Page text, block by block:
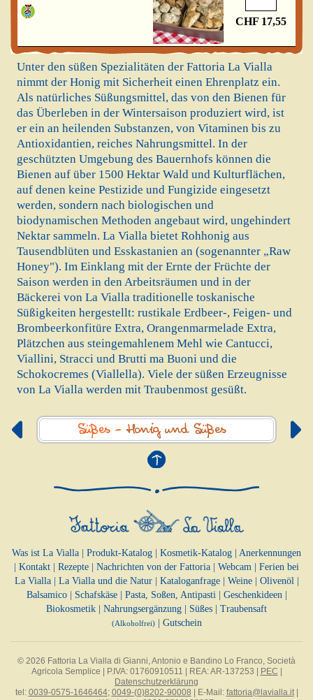
CHF 17,55
Unter den süßen Spezialitäten der Fattoria La Vialla
nimmt der Honig mit Sicherheit einen Ehrenplatz ein.
Als natürliches Süßungsmittel, das von den Bienen für
das Überleben in der Wintersaison produziert wird, ist
er ein an heilenden Substanzen, von Vitaminen bis zu
Antioxidantien, reiches Nahrungsmittel. In der
geschützten Umgebung des Bauernhofs können die
Bienen auf über 1500 Hektar Wald und Kulturflächen,
auf denen keine Pestizide und Fungizide eingesetzt
werden, sondern nach biologischen und
biodynamischen Methoden angebaut wird, ungehindert
Nektar sammeln. La Vialla bietet Rohhonig aus
Tausendblüten und Esskastanien an (sogenannter „Raw
Honey"). Im Einklang mit der Ernte der Früchte der
Saison werden in den Arbeitsräumen und in der
Bäckerei von La Vialla traditionelle toskanische
Süßigkeiten hergestellt: rustikale Erdbeer-, Feigen- und
Brombeerkonfitüre Extra, Orangenmarmelade Extra,
Plätzchen aus steingemahlenem Mehl wie Cantucci,
Viallini, Stracci und Brutti ma Buoni und die
Schokocremes (Viallella). Viele der süßen Erzeugnisse
von La Vialla werden mit Traubenmost gesüßt.
Süßes - Honig und Süßes
Was ist La Vialla Produkt-Katalog Kosmetik-Katalog
Anerkennungen
Kontakt Rezepte Nachrichten von der Fattoria Webcam
Ferien bei
La Vialla| La Vialla und die Natur| Kataloganfrage| Weine| Olivenöl|
Balsamico| Schafskäse| Pasta, Soßen, Antipasti| Geschenkideen|
Biokosmetik
Nahrungsergänzung Süßes Traubensaft
(Alkoholfrei)| Gutschein
© 2026 Fattoria La Vialla di Gianni, Antonio e Bandino Lo Franco, Società
Agricola Semplice | P.IVA: 01760910511 | REA: AR-137253 |
PEC
Datenschutzerklärung
tel: 0039-0575-1646464; 0049-(0)8202-90008 | E-Mail: fattoria@lavialla.it|